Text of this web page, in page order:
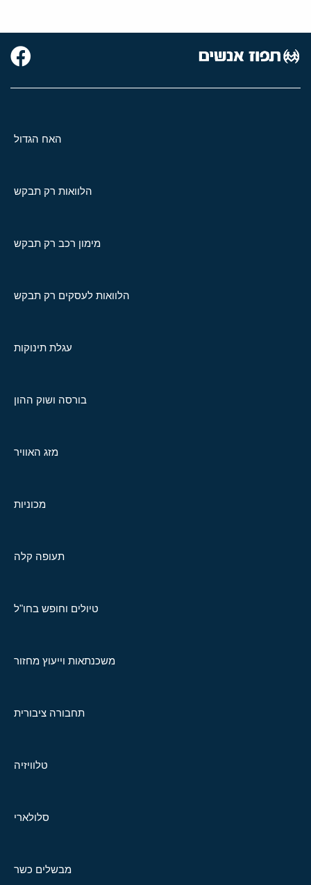
האח הגדול
הלוואות רק תבקש
מימון רכב רק תבקש
הלוואות לעסקים רק תבקש
עגלת תינוקות
בורסה ושוק ההון
מזג האוויר
מכוניות
תעופה קלה
טיולים וחופש בחו"ל
משכנתאות וייעוץ מחזור
תחבורה ציבורית
טלוויזיה
סלולארי
מבשלים כשר